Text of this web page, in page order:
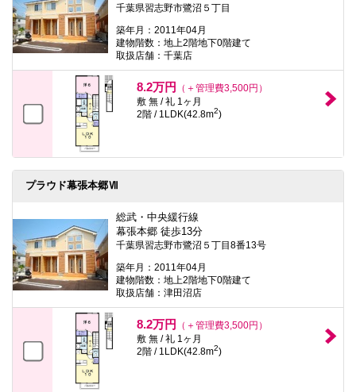
千葉県習志野市鷺沼５丁目
築年月：2011年04月
建物階数：地上2階地下0階建て
取扱店舗：千葉店
8.2万円
（＋管理費3,500円）
敷 無 / 礼 1ヶ月
2階 / 1LDK(42.8m2)
プラウド幕張本郷Ⅶ
総武・中央緩行線
幕張本郷 徒歩13分
千葉県習志野市鷺沼５丁目8番13号
築年月：2011年04月
建物階数：地上2階地下0階建て
取扱店舗：津田沼店
8.2万円
（＋管理費3,500円）
敷 無 / 礼 1ヶ月
2階 / 1LDK(42.8m2)